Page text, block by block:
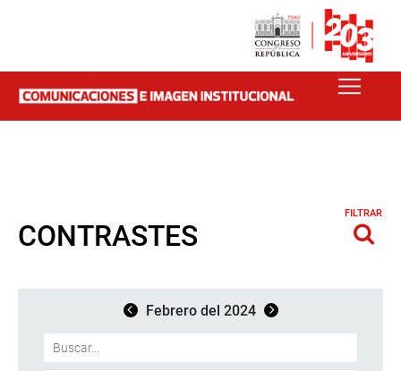
CONTRASTES
FILTRAR
Febrero del 2024